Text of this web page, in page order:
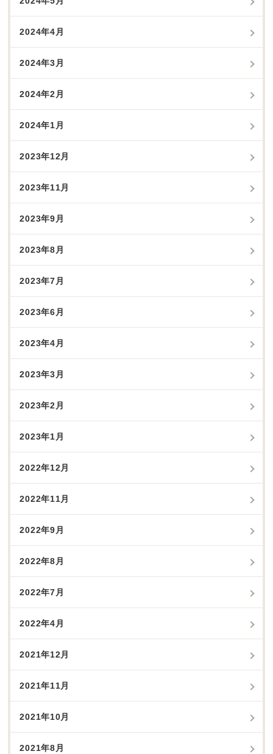
2024年4月
2024年3月
2024年2月
2024年1月
2023年12月
2023年11月
2023年9月
2023年8月
2023年7月
2023年6月
2023年4月
2023年3月
2023年2月
2023年1月
2022年12月
2022年11月
2022年9月
2022年8月
2022年7月
2022年4月
2021年12月
2021年11月
2021年10月
2021年8月